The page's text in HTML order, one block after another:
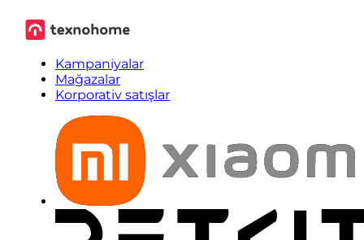
Kampaniyalar
Mağazalar
Korporativ satışlar